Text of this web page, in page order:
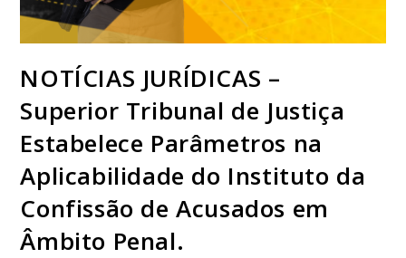
NOTÍCIAS JURÍDICAS –
Superior Tribunal de Justiça
Estabelece Parâmetros na
Aplicabilidade do Instituto da
Confissão de Acusados em
Âmbito Penal.